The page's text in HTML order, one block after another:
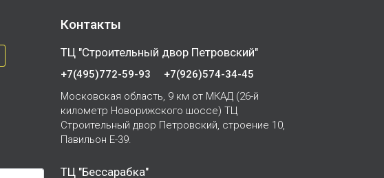
Контакты
ТЦ "Строительный двор Петровский"
+7(495)772-59-93
+7(926)574-34-45
Московская область, 9 км от МКАД (26-й
километр Новорижского шоссе) ТЦ
Строительный двор Петровский, строение 10,
Павильон Е-39.
ТЦ "Бессарабка"